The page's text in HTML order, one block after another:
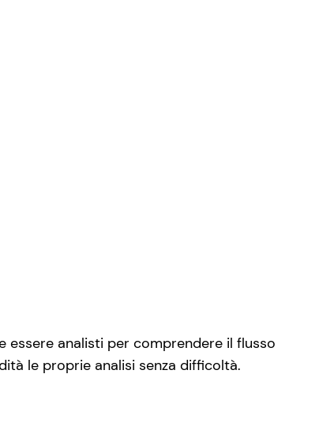
essere analisti per comprendere il flusso
le proprie analisi senza difficoltà.